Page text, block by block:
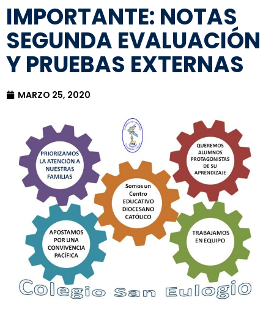
IMPORTANTE: NOTAS
SEGUNDA EVALUACIÓN
Y PRUEBAS EXTERNAS
MARZO 25, 2020